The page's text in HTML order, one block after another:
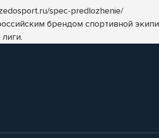
spec-predlozhenie/
брендом спортивной